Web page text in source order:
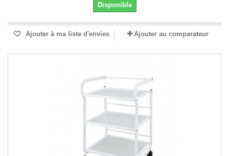
Disponible
Ajouter à ma liste d'envies Ajouter au comparateur